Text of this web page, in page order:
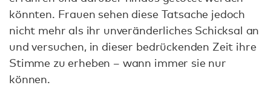
könnten. Frauen sehen diese Tatsache jedoch
nicht mehr als ihr unveränderliches Schicksal an
und versuchen, in dieser bedrückenden Zeit ihre
Stimme zu erheben – wann immer sie nur
können.